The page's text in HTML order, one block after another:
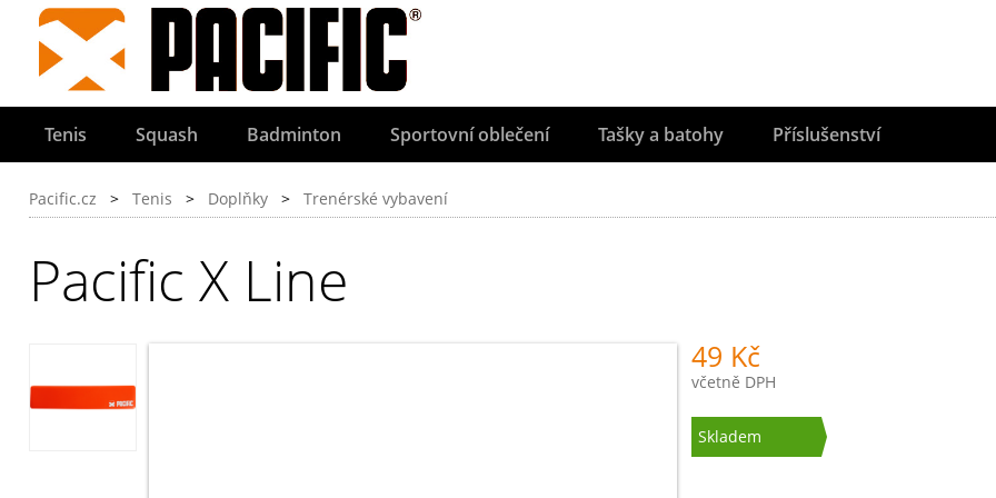
Tenis Squash Badminton Sportovní oblečení Tašky a batohy Příslušenství
Pacific.cz > Tenis > Doplňky > Trenérské vybavení
Pacific X Line
49 Kč
včetně DPH
Skladem